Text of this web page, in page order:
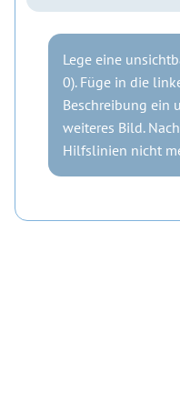
Lege eine
0). Füge in die
Beschreibung ein
weiteres Bild.
Hilfslinien nicht